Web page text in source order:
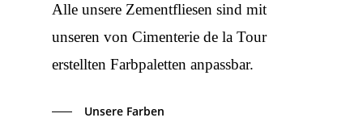
Alle unsere Zementfliesen sind mit
unseren von Cimenterie de la Tour
erstellten Farbpaletten anpassbar.
Unsere Farben